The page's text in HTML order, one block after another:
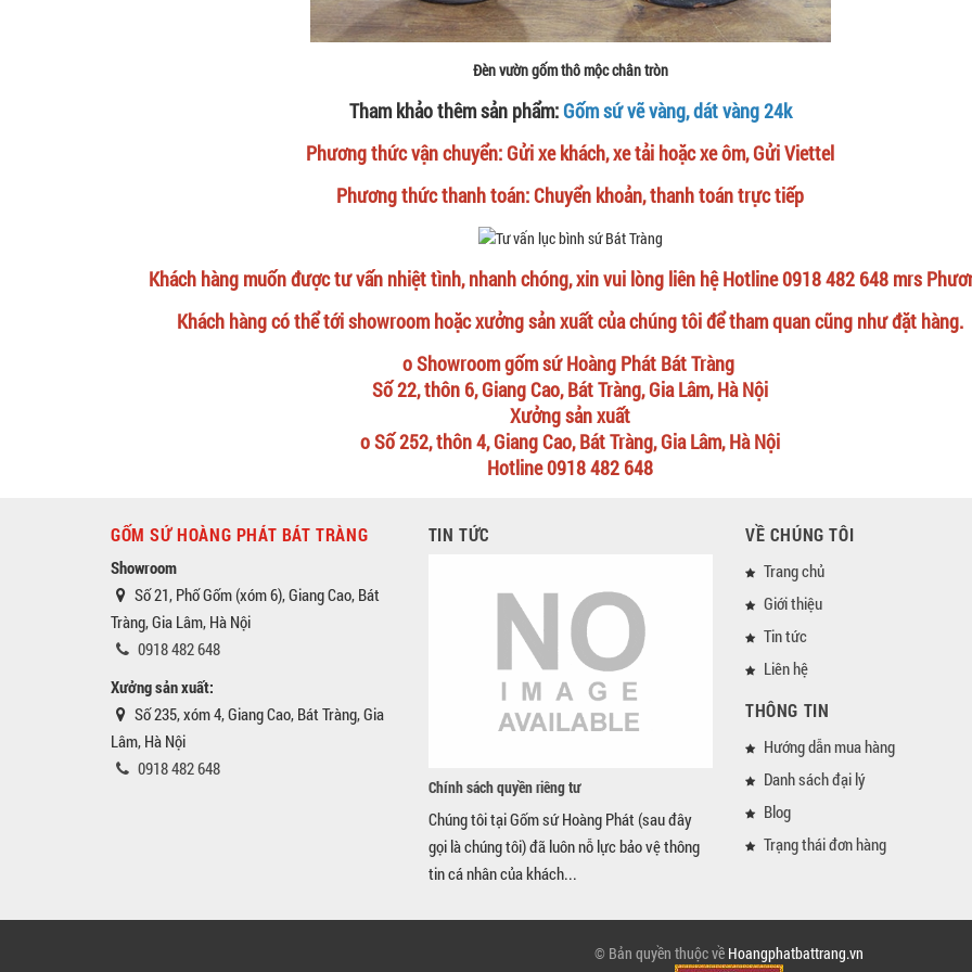
Đèn vườn gốm thô mộc chân tròn
Tham khảo thêm sản phẩm:Gốm sứ vẽ vàng, dát vàng 24k
Phương thức vận chuyển: Gửi xe khách, xe tải hoặc xe ôm, Gửi Viettel
Phương thức thanh toán: Chuyển khoản, thanh toán trực tiếp
Khách hàng muốn được tư vấn nhiệt tình, nhanh chóng, xin vui lòng liên hệ Hotline 0918 482 648 mrs
Khách hàng có thể tới showroom hoặc xưởng sản xuất của chúng tôi để tham quan cũng như đặt hàng.
o Showroom gốm sứ Hoàng Phát Bát Tràng
Số 22, thôn 6, Giang Cao, Bát Tràng, Gia Lâm, Hà Nội
Xưởng sản xuất
o Số 252, thôn 4, Giang Cao, Bát Tràng, Gia Lâm, Hà Nội
Hotline 0918 482 648
GỐM SỨ HOÀNG PHÁT BÁT TRÀNG
Showroom
Số 21, Phố Gốm (xóm 6), Giang Cao, Bát
Tràng, Gia Lâm, Hà Nội
0918 482 648
Xưởng sản xuất:
Số 235, xóm 4, Giang Cao, Bát Tràng, Gia
Lâm, Hà Nội
0918 482 648
TIN TỨC
Chính sách quyền riêng tư
Chúng tôi tại Gốm sứ Hoàng Phát (sau đây
gọi là chúng tôi) đã luôn nỗ lực bảo vệ thông
tin cá nhân của khách...
VỀ CHÚNG TÔI
Trang chủ
Giới thiệu
Tin tức
Liên hệ
THÔNG TIN
Hướng dẫn mua hàng
Danh sách đại lý
Blog
Trạng thái đơn hàng
© Bản quyền thuộc về Hoangphatbattrang.vn